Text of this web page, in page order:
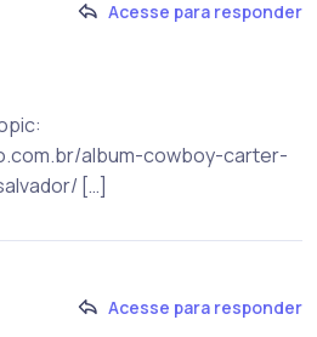
Acesse para responder
album-cowboy-carter-
[…]
Acesse para responder